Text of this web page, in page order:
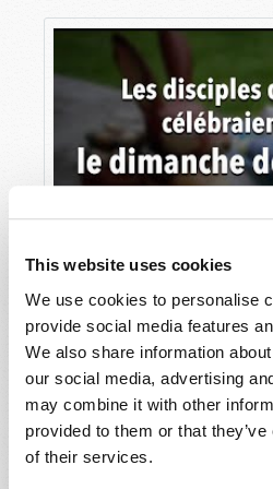
This website uses cookies
We use cookies to personalise
provide social media features
We also share information
our social media, advertising
may combine it with other
provided to them or that
of their services.
événement aussi
avant sa mort, avait prévu
ville actuelle d’Iznik, dans le
Turquie, à environ 112 km
se trouve l’ancienne ville
novembre 2024, le pape
que le concile de Nicée :
« Constitue une
aussi de toute
la foi en Jésus, le
chair pour nous et
a été formulée et
une lumière qui
réalité et le destin
l’histoire » (“Le
confirme son
en Turquie pour
Les disciples de Jésus
dimanche de Pâques?